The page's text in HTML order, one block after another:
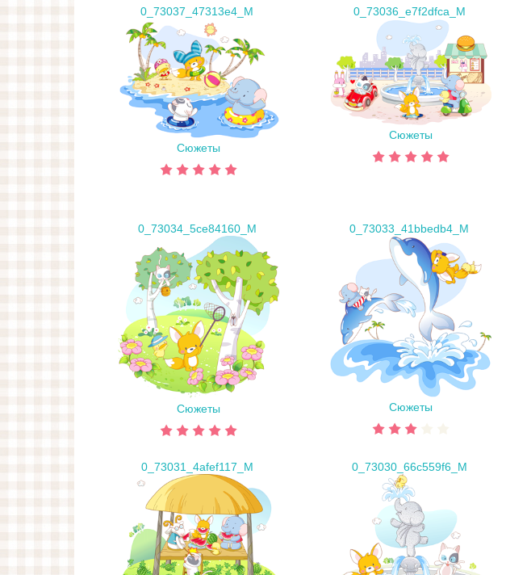
0_73037_47313e4_M
Сюжеты
0_73036_e7f2dfca_M
Сюжеты
0_73034_5ce84160_M
Сюжеты
0_73033_41bbedb4_M
Сюжеты
0_73031_4afef117_M 0_73030_66c559f6_M